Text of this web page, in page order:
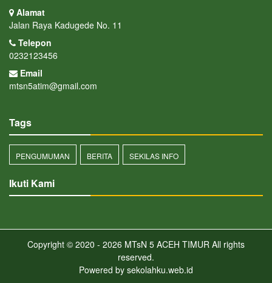
Alamat
Jalan Raya Kadugede No. 11
Telepon
0232123456
Email
mtsn5atim@gmail.com
Tags
PENGUMUMAN BERITA SEKILAS INFO
Ikuti Kami
Copyright © 2020 - 2026 MTsN 5 ACEH TIMUR All rights
reserved.
Powered by sekolahku.web.id